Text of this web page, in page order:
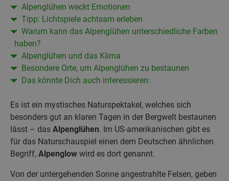
Alpenglühen weckt Emotionen
Tipp: Lichtspiele achtsam erleben
Warum kann das Alpenglühen unterschiedliche Farben
haben?
Alpenglühen und das Klima
Besondere Orte, um Alpenglühen zu bestaunen
Das könnte Dich auch interessieren:
Es ist ein mystisches Naturspektakel, welches sich
besonders gut an klaren Tagen in der Bergwelt bestaunen
lässt – das Alpenglühen. Im US-amerikanischen gibt es
für das Naturschauspiel einen dem Deutschen ähnlichen
Begriff, Alpenglow wird es dort genannt.
Von der untergehenden Sonne angestrahlte Felsen, geben